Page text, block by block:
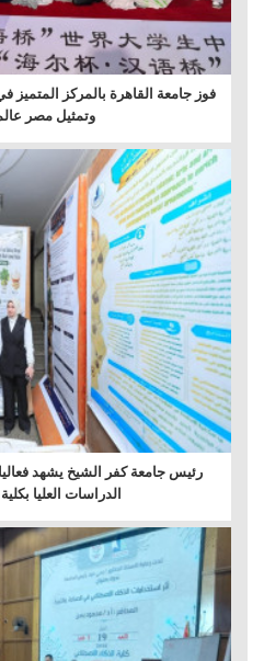
فوز جامعة القاهرة بالمركز المتميز
وتمثيل مصر
رئيس جامعة كفر الشيخ يشهد
الدراسات العليا